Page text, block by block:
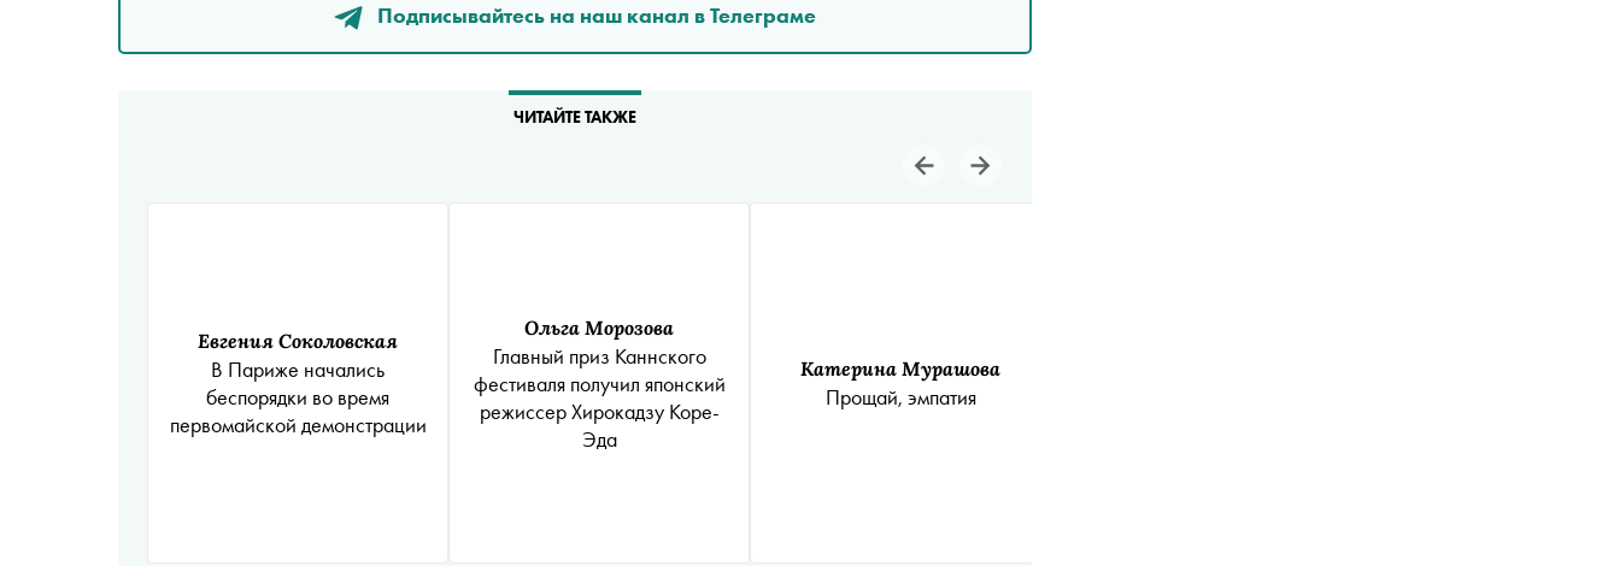
Подписывайтесь на наш канал в Телеграме
ЧИТАЙТЕ ТАКЖЕ
Евгения Соколовская
В Париже начались
беспорядки во время
первомайской демонстрации
Ольга Морозова
Главный приз Каннского
фестиваля получил японский
режиссер Хирокадзу Коре-
Эда
Катерина Мурашова
Прощай, эмпатия